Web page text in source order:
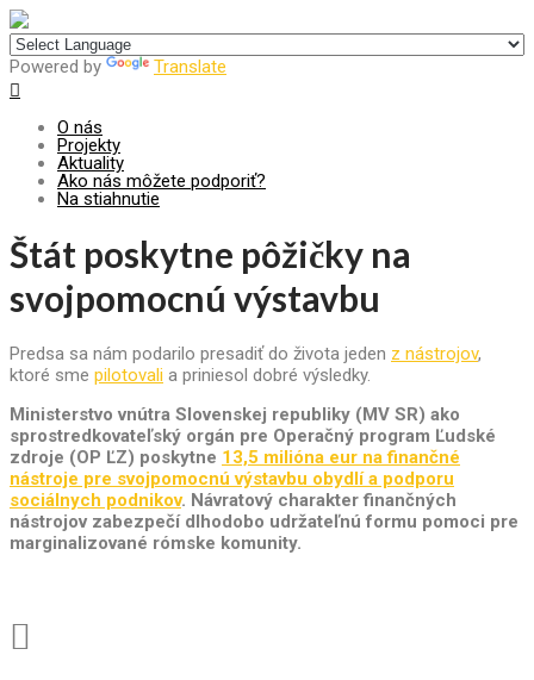
Powered by Translate
O nás
Projekty
Aktuality
Ako nás môžete podporiť?
Na stiahnutie
Štát poskytne pôžičky na
svojpomocnú výstavbu
Predsa sa nám podarilo presadiť do života jeden z nástrojov,
ktoré sme pilotovali a priniesol dobré výsledky.
Ministerstvo vnútra Slovenskej republiky (MV SR) ako
sprostredkovateľský orgán pre Operačný program Ľudské
zdroje (OP ĽZ) poskytne 13,5 milióna eur na finančné
nástroje pre svojpomocnú výstavbu obydlí a podporu
sociálnych podnikov. Návratový charakter finančných
nástrojov zabezpečí dlhodobo udržateľnú formu pomoci pre
marginalizované rómske komunity.